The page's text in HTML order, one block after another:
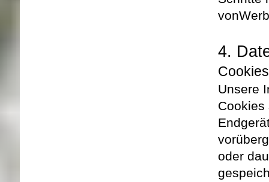
von
4.
Cookies
Unsere
Cookies
oder